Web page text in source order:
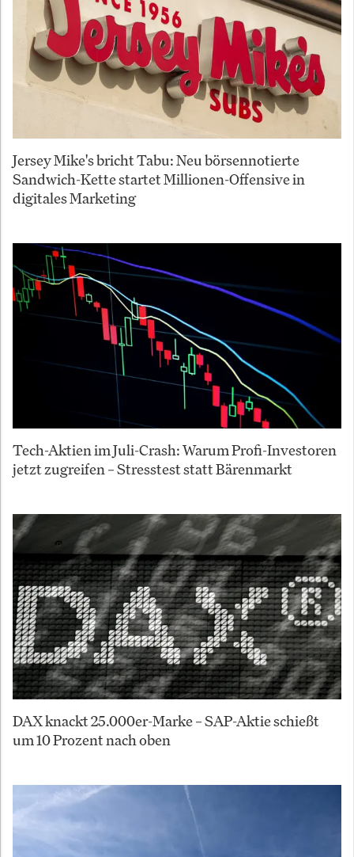
Jersey Mike's bricht Tabu: Neu börsennotierte
Sandwich-Kette startet Millionen-Offensive in
digitales Marketing
Tech-Aktien im Juli-Crash: Warum Profi-Investoren
jetzt zugreifen – Stresstest statt Bärenmarkt
DAX knackt 25.000er-Marke – SAP-Aktie schießt
um 10 Prozent nach oben